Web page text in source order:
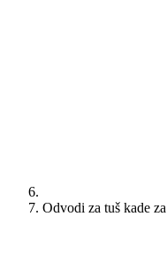
Odvodi za tuš kade